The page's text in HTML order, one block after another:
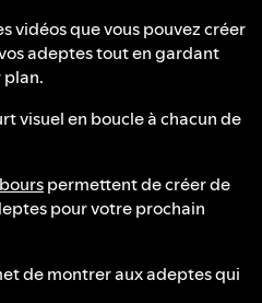
vidéos que vous pouvez créer
adeptes tout en gardant
visuel en boucle à chacun de
permettent de créer de
pour votre prochain
de montrer aux adeptes qui